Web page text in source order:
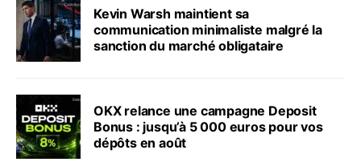
Kevin Warsh maintient sa
communication minimaliste malgré la
sanction du marché obligataire
OKX relance une campagne Deposit
Bonus : jusqu’à 5 000 euros pour vos
dépôts en août